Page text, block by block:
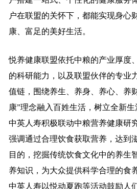
户在联盟的关怀下，都能实现身心
康、富足的美好生活。
悦养健康联盟依托中粮的产业厚度
的科研能力，以及联盟伙伴的专业
值链，围绕养生、养身、养心、养
康”理念融入百姓生活，树立全新生
中英人寿积极联动中粮营养健康研
强调通过合理饮食获取营养，达到
目的，挖掘传统饮食文化中的养生
养知识，为大众提供科学合理的食
中英人寿以悦动夏跑等活动鼓励人